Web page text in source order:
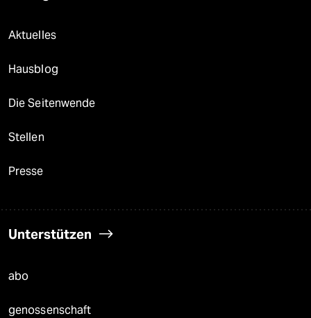
Aktuelles
Hausblog
Die Seitenwende
Stellen
Presse
Unterstützen
abo
genossenschaft